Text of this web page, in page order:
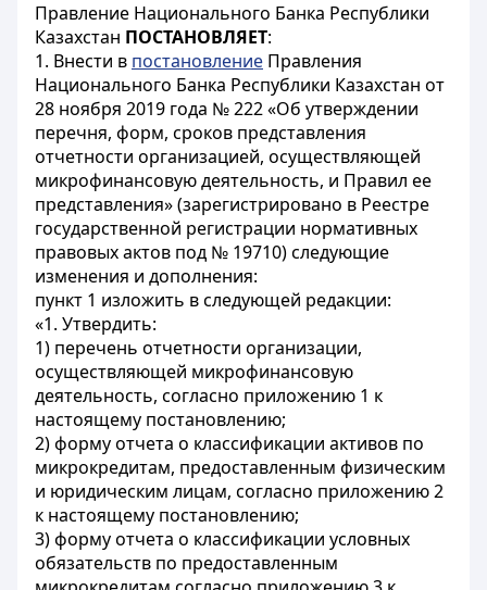
Правление Национального Банка Республики
Казахстан ПОСТАНОВЛЯЕТ:
1. Внести в постановление Правления
Национального Банка Республики Казахстан от
28 ноября 2019 года № 222 «Об утверждении
перечня, форм, сроков представления
отчетности организацией, осуществляющей
микрофинансовую деятельность, и Правил ее
представления» (зарегистрировано в Реестре
государственной регистрации нормативных
правовых актов под № 19710) следующие
изменения и дополнения:
пункт 1 изложить в следующей редакции:
«1. Утвердить:
1) перечень отчетности организации,
осуществляющей микрофинансовую
деятельность, согласно приложению 1 к
настоящему постановлению;
2) форму отчета о классификации активов по
микрокредитам, предоставленным физическим
и юридическим лицам, согласно приложению 2
к настоящему постановлению;
3) форму отчета о классификации условных
обязательств по предоставленным